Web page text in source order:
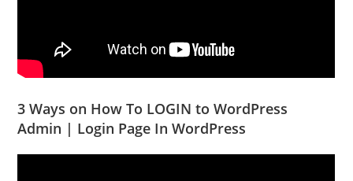
3 Ways on How To LOGIN to WordPress
Admin | Login Page In WordPress